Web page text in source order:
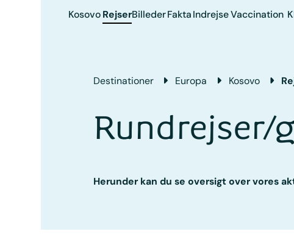
Kosovo RejserBillederFaktaIndrejseVaccination
Destinationer Europa Kosovo
Rundrejser/
Herunder kan du se oversigt over vores